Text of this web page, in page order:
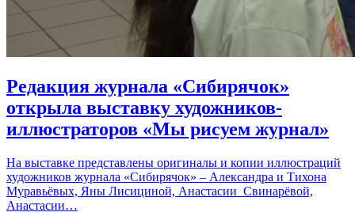
Редакция журнала «Сибирячок»
открыла выставку художников-
иллюстраторов «Мы рисуем журнал»
На выставке представлены оригиналы и копии иллюстраций
художников журнала «Сибирячок» – Александра и Тихона
Муравьёвых, Яны Лисициной, Анастасии Свинарёвой,
Анастасии…